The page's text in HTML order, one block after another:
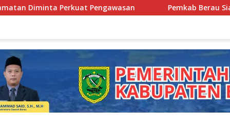
Pemkab Berau Siapkan Regenerasi Pejabat,